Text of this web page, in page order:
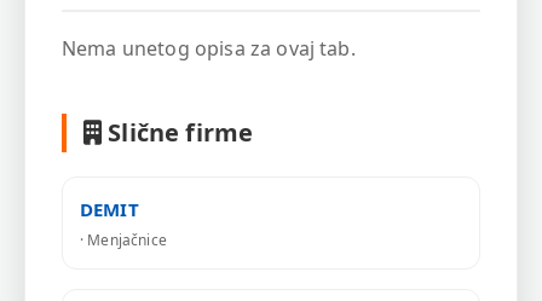
Nema unetog opisa za ovaj tab.
Slične firme
DEMIT
· Menjačnice